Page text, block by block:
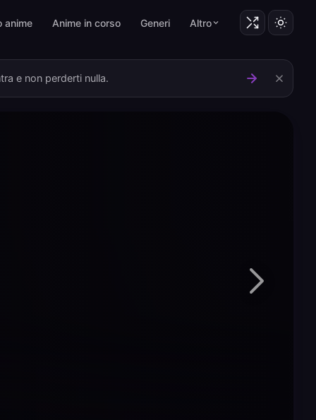
anime Anime in corso Generi Altro
e non perderti nulla.